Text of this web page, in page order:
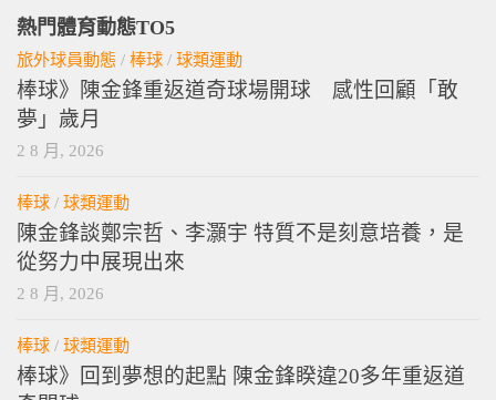
2 8 月, 2026
熱門體育動態TO5
旅外球員動態
棒球》陳金鋒重返道奇球場開球 感性回顧「敢
夢」歲月
2 8 月, 2026
棒球/球類運動
陳金鋒談鄭宗哲、李灝宇 特質不是刻意培養，是
從努力中展現出來
2 8 月, 2026